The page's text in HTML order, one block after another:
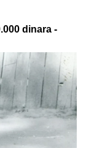
ALTA